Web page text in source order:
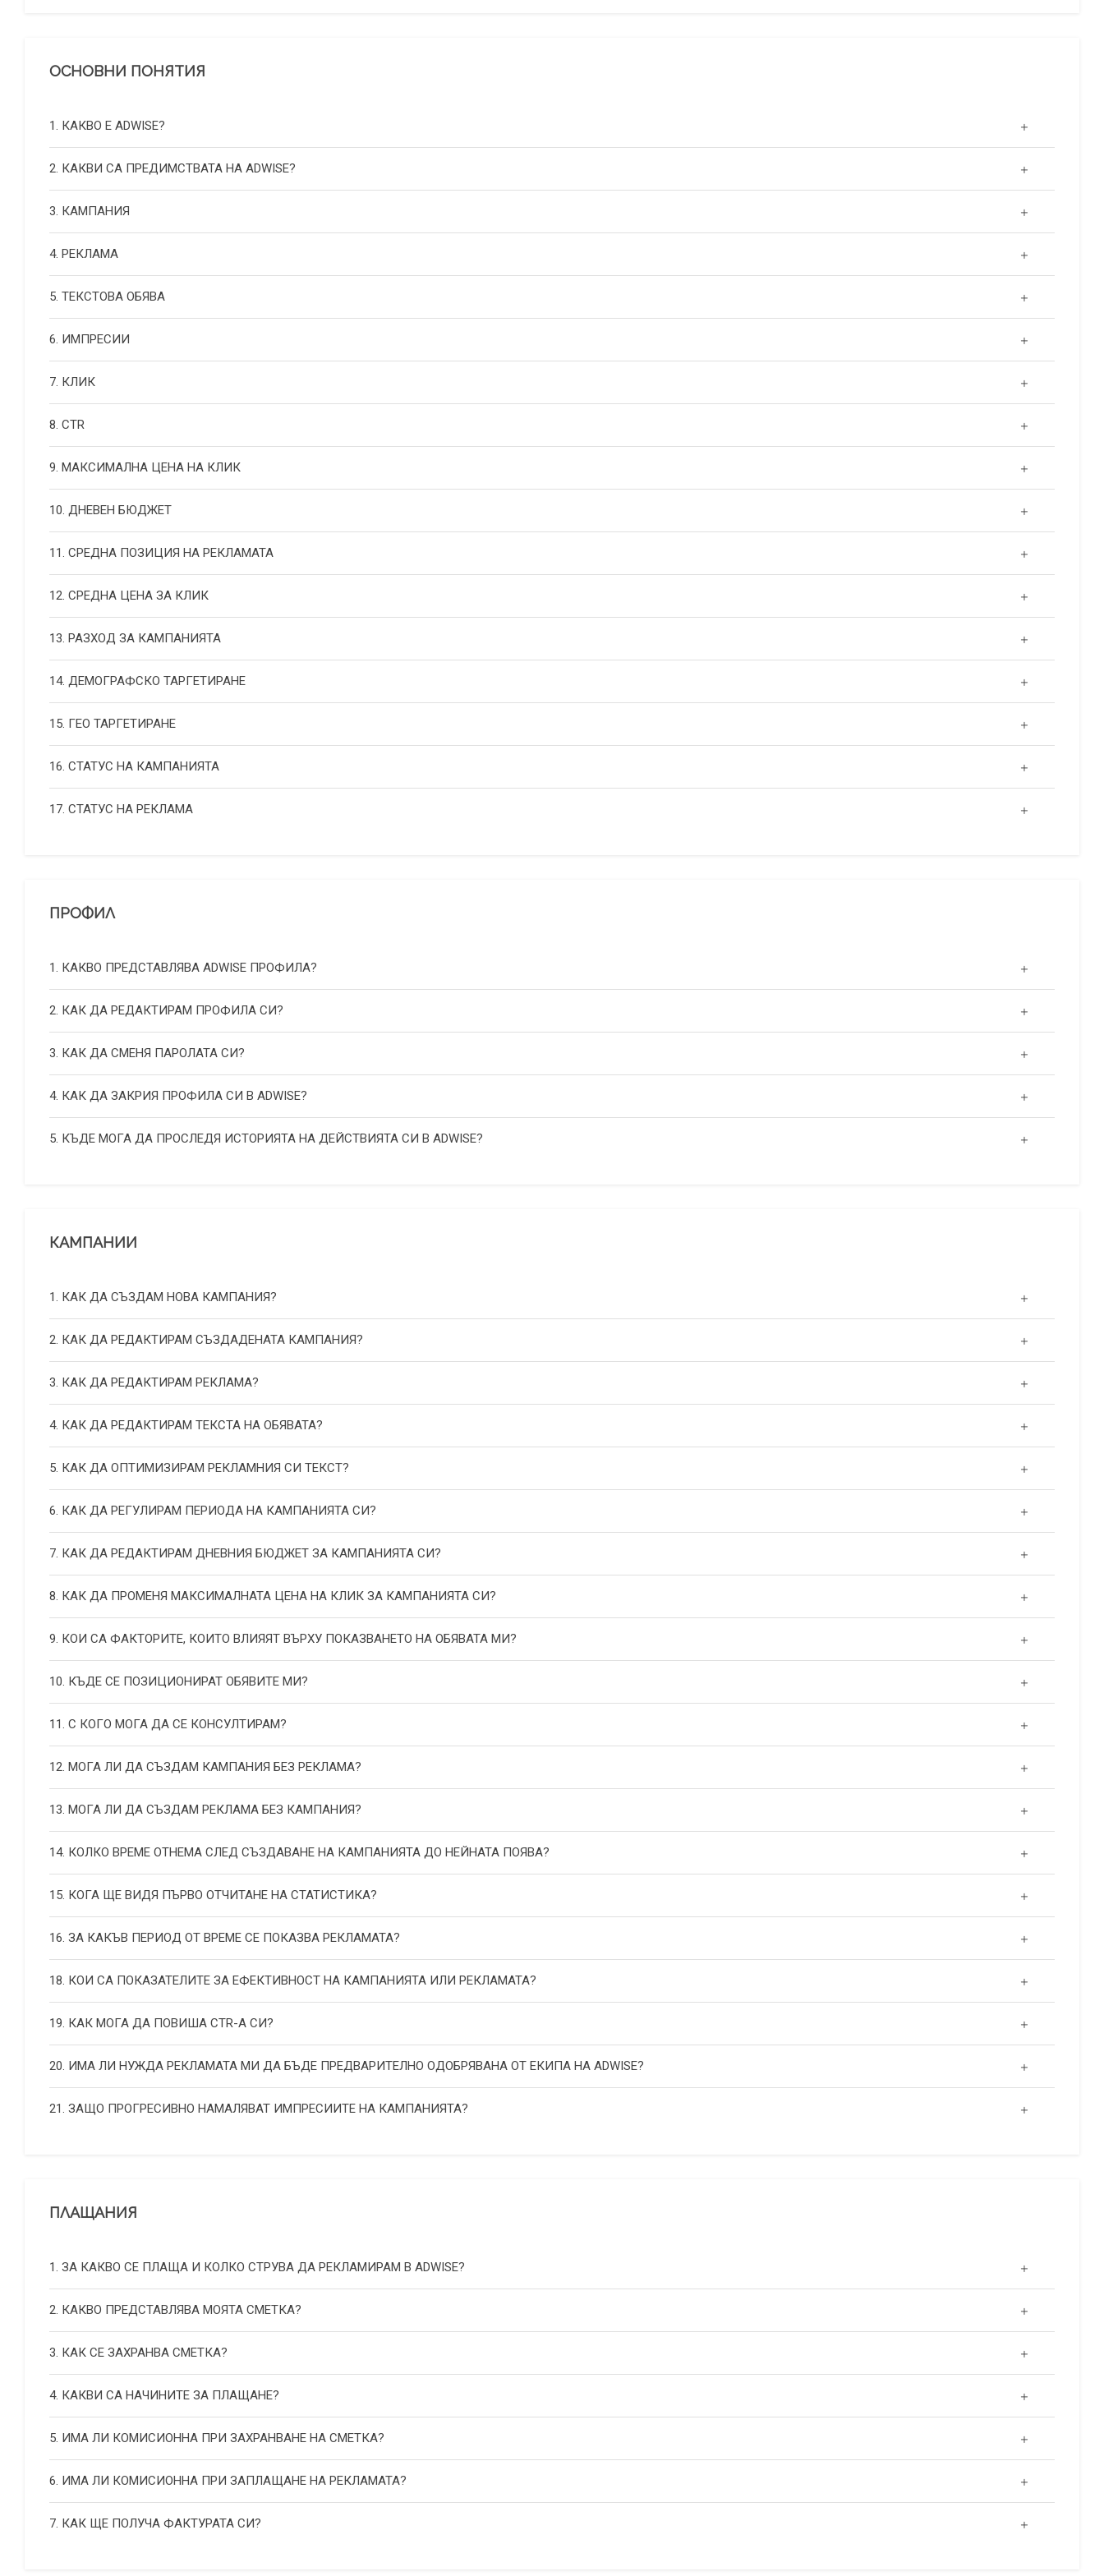
ОСНОВНИ ПОНЯТИЯ
1. КАКВО Е ADWISE?
2. КАКВИ СА ПРЕДИМСТВАТА НА ADWISE?
3. КАМПАНИЯ
4. РЕКЛАМА
5. ТЕКСТОВА ОБЯВА
6. ИМПРЕСИИ
7. КЛИК
8. CTR
9. МАКСИМАЛНА ЦЕНА НА КЛИК
10. ДНЕВЕН БЮДЖЕТ
11. СРЕДНА ПОЗИЦИЯ НА РЕКЛАМАТА
12. СРЕДНА ЦЕНА ЗА КЛИК
13. РАЗХОД ЗА КАМПАНИЯТА
14. ДЕМОГРАФСКО ТАРГЕТИРАНЕ
15. ГЕО ТАРГЕТИРАНЕ
16. СТАТУС НА КАМПАНИЯТА
17. СТАТУС НА РЕКЛАМА
ПРОФИЛ
1. КАКВО ПРЕДСТАВЛЯВА ADWISE ПРОФИЛА?
2. КАК ДА РЕДАКТИРАМ ПРОФИЛА СИ?
3. КАК ДА СМЕНЯ ПАРОЛАТА СИ?
4. КАК ДА ЗАКРИЯ ПРОФИЛА СИ В ADWISE?
5. КЪДЕ МОГА ДА ПРОСЛЕДЯ ИСТОРИЯТА НА ДЕЙСТВИЯТА СИ В ADWISE?
КАМПАНИИ
1. КАК ДА СЪЗДАМ НОВА КАМПАНИЯ?
2. КАК ДА РЕДАКТИРАМ СЪЗДАДЕНАТА КАМПАНИЯ?
3. КАК ДА РЕДАКТИРАМ РЕКЛАМА?
4. КАК ДА РЕДАКТИРАМ ТЕКСТА НА ОБЯВАТА?
5. КАК ДА ОПТИМИЗИРАМ РЕКЛАМНИЯ СИ ТЕКСТ?
6. КАК ДА РЕГУЛИРАМ ПЕРИОДА НА КАМПАНИЯТА СИ?
7. КАК ДА РЕДАКТИРАМ ДНЕВНИЯ БЮДЖЕТ ЗА КАМПАНИЯТА СИ?
8. КАК ДА ПРОМЕНЯ МАКСИМАЛНАТА ЦЕНА НА КЛИК ЗА КАМПАНИЯТА СИ?
9. КОИ СА ФАКТОРИТЕ, КОИТО ВЛИЯЯТ ВЪРХУ ПОКАЗВАНЕТО НА ОБЯВАТА МИ?
10. КЪДЕ СЕ ПОЗИЦИОНИРАТ ОБЯВИТЕ МИ?
11. С КОГО МОГА ДА СЕ КОНСУЛТИРАМ?
12. МОГА ЛИ ДА СЪЗДАМ КАМПАНИЯ БЕЗ РЕКЛАМА?
13. МОГА ЛИ ДА СЪЗДАМ РЕКЛАМА БЕЗ КАМПАНИЯ?
14. КОЛКО ВРЕМЕ ОТНЕМА СЛЕД СЪЗДАВАНЕ НА КАМПАНИЯТА ДО НЕЙНАТА ПОЯВА?
15. КОГА ЩЕ ВИДЯ ПЪРВО ОТЧИТАНЕ НА СТАТИСТИКА?
16. ЗА КАКЪВ ПЕРИОД ОТ ВРЕМЕ СЕ ПОКАЗВА РЕКЛАМАТА?
18. КОИ СА ПОКАЗАТЕЛИТЕ ЗА ЕФЕКТИВНОСТ НА КАМПАНИЯТА ИЛИ РЕКЛАМАТА?
19. КАК МОГА ДА ПОВИША СТR-А СИ?
20. ИМА ЛИ НУЖДА РЕКЛАМАТА МИ ДА БЪДЕ ПРЕДВАРИТЕЛНО ОДОБРЯВАНА ОТ ЕКИПА НА ADWISE?
21. ЗАЩО ПРОГРЕСИВНО НАМАЛЯВАТ ИМПРЕСИИТЕ НА КАМПАНИЯТА?
ПЛАЩАНИЯ
1. ЗА КАКВО СЕ ПЛАЩА И КОЛКО СТРУВА ДА РЕКЛАМИРАМ В ADWISE?
2. КАКВО ПРЕДСТАВЛЯВА МОЯТА СМЕТКА?
3. КАК СЕ ЗАХРАНВА СМЕТКА?
4. КАКВИ СА НАЧИНИТЕ ЗА ПЛАЩАНЕ?
5. ИМА ЛИ КОМИСИОННА ПРИ ЗАХРАНВАНЕ НА СМЕТКА?
6. ИМА ЛИ КОМИСИОННА ПРИ ЗАПЛАЩАНЕ НА РЕКЛАМАТА?
7. КАК ЩЕ ПОЛУЧА ФАКТУРАТА СИ?